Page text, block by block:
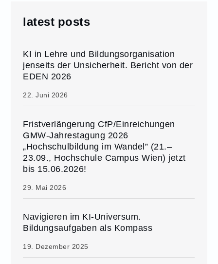
latest posts
KI in Lehre und Bildungsorganisation
jenseits der Unsicherheit. Bericht von der
EDEN 2026
22. Juni 2026
Fristverlängerung CfP/Einreichungen
GMW-Jahrestagung 2026
„Hochschulbildung im Wandel” (21.–
23.09., Hochschule Campus Wien) jetzt
bis 15.06.2026!
29. Mai 2026
Navigieren im KI-Universum.
Bildungsaufgaben als Kompass
19. Dezember 2025